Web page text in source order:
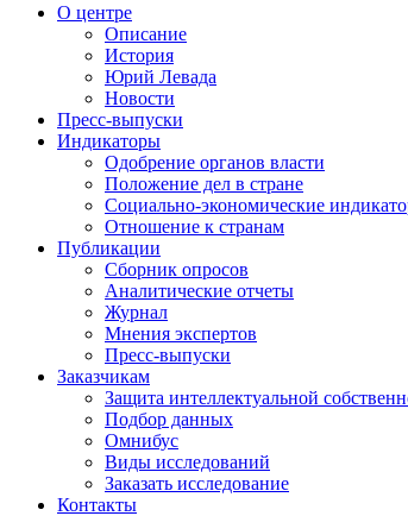
О центре
Описание
История
Юрий Левада
Новости
Пресс-выпуски
Индикаторы
Одобрение органов власти
Положение дел в стране
Социально-экономические
Отношение к странам
Публикации
Сборник опросов
Аналитические отчеты
Журнал
Мнения экспертов
Пресс-выпуски
Заказчикам
Защита интеллектуальной
Подбор данных
Омнибус
Виды исследований
Заказать исследование
Контакты